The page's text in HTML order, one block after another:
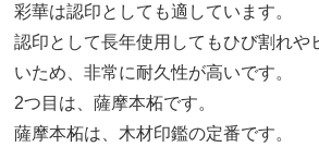
彩華は認印としても適しています。
認印として長年使用してもひび割れや
いため、非常に耐久性が高いです。
2つ目は、薩摩本柘です。
薩摩本柘は、木材印鑑の定番です。